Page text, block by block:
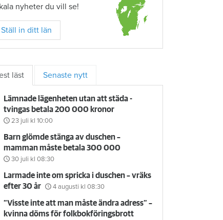
nyheter du vill se!
Ställ in ditt län
läst Senaste nytt
Lämnade lägenheten utan att städa -
tvingas betala 200 000 kronor
23 juli kl 10:00
Barn glömde stänga av duschen –
mamman måste betala 300 000
30 juli kl 08:30
Larmade inte om spricka i duschen – vräks
efter 30 år
4 augusti kl 08:30
”Visste inte att man måste ändra adress” –
kvinna döms för folkbokföringsbrott